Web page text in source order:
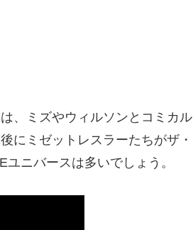
、ミズやウィルソンとコミカル
にミゼットレスラーたちがザ・
ニバースは多いでしょう。